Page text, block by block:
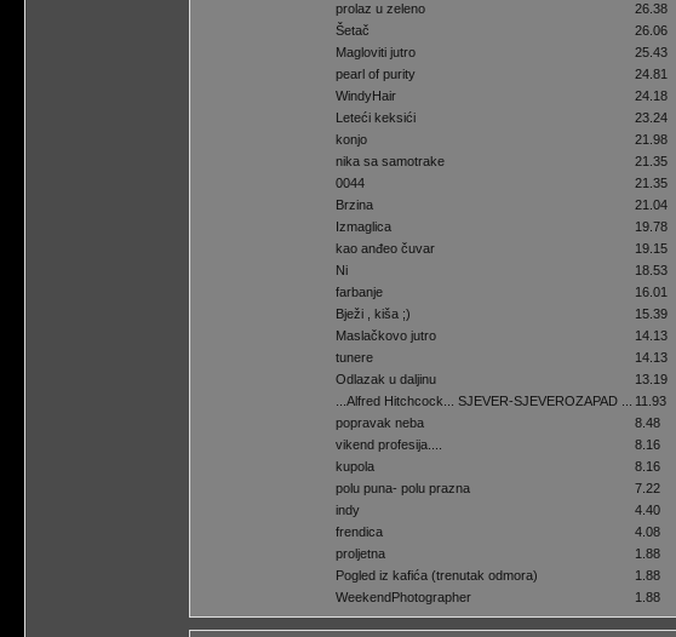
prolaz u zeleno
26.38
Šetač
26.06
Magloviti jutro
25.43
pearl of purity
24.81
WindyHair
24.18
Leteći keksići
23.24
konjo
21.98
nika sa samotrake
21.35
0044
21.35
Brzina
21.04
Izmaglica
19.78
kao anđeo čuvar
19.15
Ni
18.53
farbanje
16.01
Bježi , kiša ;)
15.39
Maslačkovo jutro
14.13
tunere
14.13
Odlazak u daljinu
13.19
...Alfred Hitchcock... SJEVER-SJEVEROZAPAD ...
11.93
popravak neba
8.48
vikend profesija....
8.16
kupola
8.16
polu puna- polu prazna
7.22
indy
4.40
frendica
4.08
proljetna
1.88
Pogled iz kafića (trenutak odmora)
1.88
WeekendPhotographer
1.88